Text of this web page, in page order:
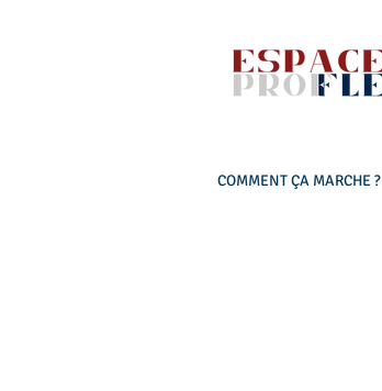
COMMENT ÇA MARCHE ?